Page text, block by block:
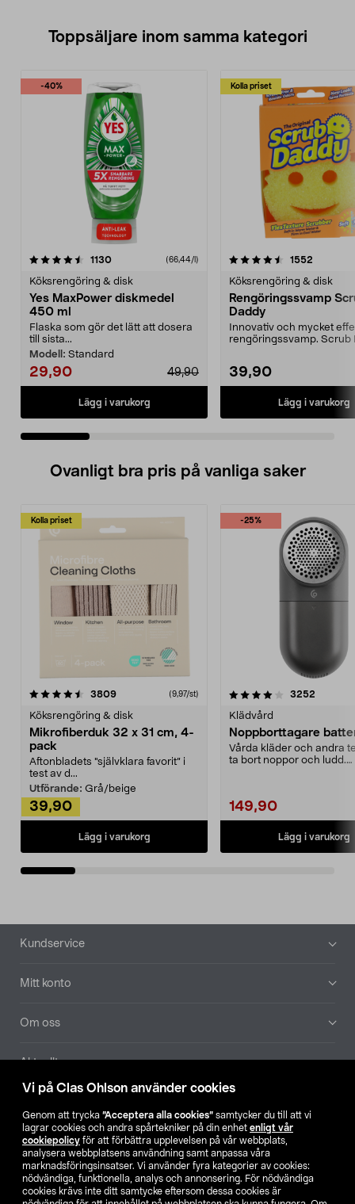
Vi på Clas Ohlson använder cookies
Genom att trycka ”Acceptera alla cookies” samtycker du till att vi
lagrar cookies och andra spårtekniker på din enhet enligt vår
cookiepolicy för att förbättra upplevelsen på vår webbplats,
analysera webbplatsens användning samt anpassa våra
marknadsföringsinsatser. Vi använder fyra kategorier av cookies:
nödvändiga, funktionella, analys och annonsering. För nödvändiga
cookies krävs inte ditt samtycke eftersom dessa cookies är
Toppsäljare inom samma kategori
-40%
1130recensioner (66,44/l)
Köksrengöring & disk
Yes MaxPower diskmedel
450 ml
Flaska som gör det lätt att dosera
till sista...
Modell: Standard
29,90 49,90
Lägg i varukorg
Kolla priset
4.5 av 5 stjärnor 1552
Köksrengöring & disk
Rengöringssvamp
Daddy
Innovativ och mycket
rengöringssvamp. Scrub
39,90
Lägg i varukorg
4.5 av 5 stjärnor
Ovanligt bra pris på vanliga saker
Kolla priset
3809recensioner (9,97/st)
Köksrengöring & disk
Mikrofiberduk 32 x 31 cm, 4-
pack
Aftonbladets "självklara favorit” i
test av d...
Utförande: Grå/beige
39,90
Lägg i varukorg
-25%
4.0av 5 stjärnor 3252
Klädvård
Noppborttagare
Vårda kläder och andra
ta bort noppor och ludd.
149,90
Lägg i varukorg
4.5av 5 stjärnor
Sidfot
Kundservice
Mitt konto
Om oss
Aktuellt
Hitta butik
SE NO FI